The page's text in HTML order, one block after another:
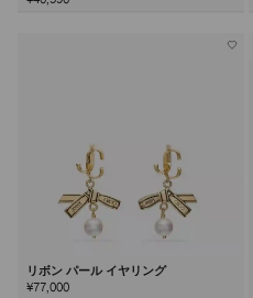
リボン パール イヤリング
¥77,000